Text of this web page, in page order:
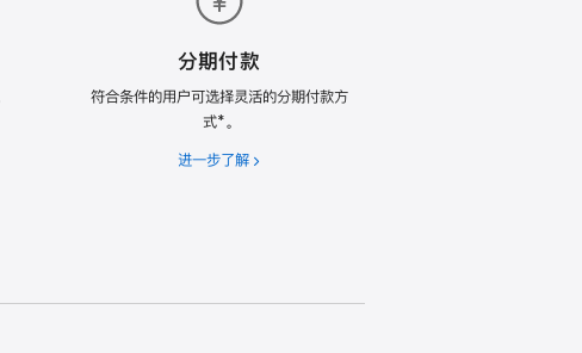
分期付款
符合条件的用户可选择灵活的分期付款方
式*。
进一步了解分